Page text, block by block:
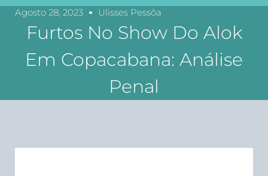
Agosto 28, 2023 Ulisses Pessôa
Furtos No Show Do Alok
Em Copacabana: Análise
Penal